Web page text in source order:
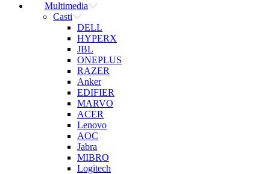
Multimedia
Casti
DELL
HYPERX
JBL
ONEPLUS
RAZER
Anker
EDIFIER
MARVO
ACER
Lenovo
AOC
Jabra
MIBRO
Logitech